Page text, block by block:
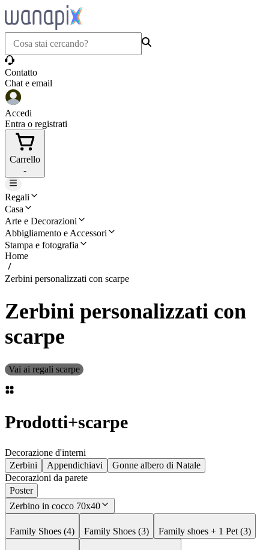
Contatto
Chat e email
Accedi
Entra o registrati
Carrello
-
Regali
Casa
Arte e Decorazioni
Abbigliamento e Accessori
Stampa e fotografia
Home
Zerbini personalizzati con scarpe
Zerbini personalizzati con
scarpe
Vai ai regali scarpe
Prodotti+scarpe
Decorazione d'interni
Zerbini
Appendichiavi
Gonne albero di Natale
Decorazioni da parete
Poster
Zerbino in cocco 70x40
Family Shoes (4) Family Shoes (3) Family shoes + 1 Pet (3)